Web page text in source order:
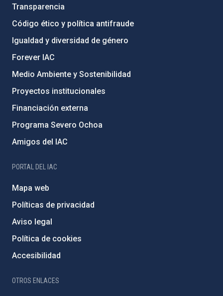
Transparencia
Código ético y política antifraude
Igualdad y diversidad de género
Forever IAC
Medio Ambiente y Sostenibilidad
Proyectos institucionales
Financiación externa
Programa Severo Ochoa
Amigos del IAC
PORTAL DEL IAC
Mapa web
Políticas de privacidad
Aviso legal
Política de cookies
Accesibilidad
OTROS ENLACES